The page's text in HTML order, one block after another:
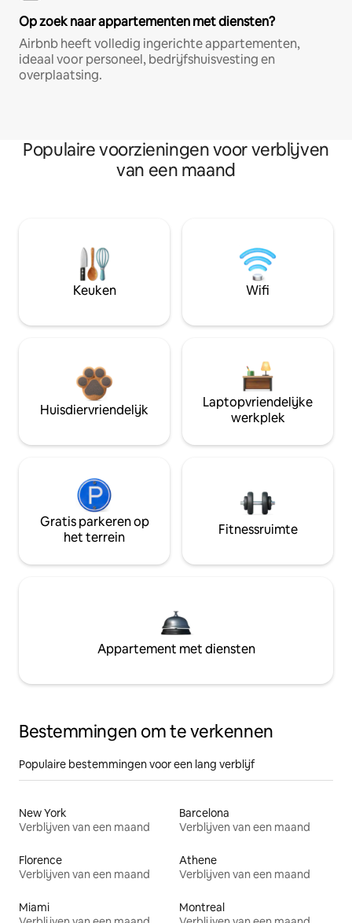
Op zoek naar appartementen met diensten?
Airbnb heeft volledig ingerichte appartementen,
ideaal voor personeel, bedrijfshuisvesting en
overplaatsing.
Populaire voorzieningen voor verblijven
van een maand
Keuken Wifi
Huisdiervriendelijk
Laptopvriendelijke
werkplek
Gratis parkeren op
het terrein
Fitnessruimte
Appartement met diensten
Bestemmingen om te verkennen
Populaire bestemmingen voor een lang verblijf
New York
Verblijven van een maand
Barcelona
Verblijven van een maand
Florence
Verblijven van een maand
Athene
Verblijven van een maand
Miami
Montreal